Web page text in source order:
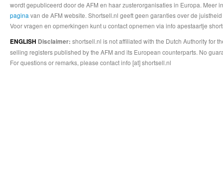
wordt gepubliceerd door de AFM en haar zusterorganisaties in Europa.
pagina van de AFM website. Shortsell.nl geeft geen garanties over de
Voor vragen en opmerkingen kunt u contact opnemen via info apestaartje
ENGLISH Disclaimer: shortsell.nl is not affiliated with the Dutch Authority for
selling registers published by the AFM and its European counterparts. No
For questions or remarks, please contact info [at] shortsell.nl